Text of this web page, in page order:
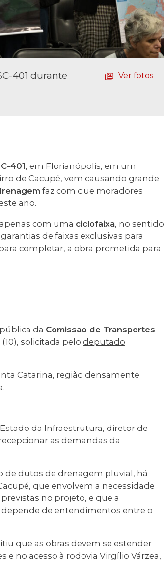
401 durante
Ver fotos
401, em Florianópolis, em um
de Cacupé, vem causando grande
faz com que moradores
ano.
com uma ciclofaixa, no sentido
de faixas exclusivas para
completar, a obra prometida para
da Comissão de Transportes
solicitada pelo deputado
Catarina, região densamente
da Infraestrutura, diretor de
as demandas da
de dutos de drenagem pluvial, há
que envolvem a necessidade
no projeto, e que a
de entendimentos entre o
que as obras devem se estender
e no acesso à rodovia Virgílio Várzea,